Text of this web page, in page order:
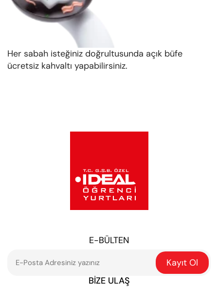
Her sabah isteğiniz doğrultusunda açık büfe
ücretsiz kahvaltı yapabilirsiniz.
E-BÜLTEN
Kayıt Ol
BIZE ULAŞ